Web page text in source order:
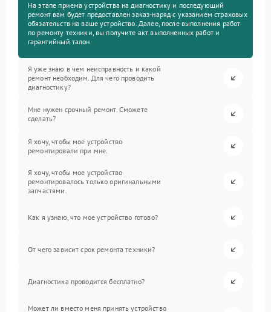
На этапе приема устройства на диагностику и последующий
ремонт вам будет предоставлен заказ-наряд с указанием страховых
обязательств на ваше устройство. Далее, после выполнения работ
по ремонту техники, вы получите акт выполненных работ и
гарантийный талон.
Я уже знаю в чем неисправность и какой
ремонт необходим. Для чего проводить
диагностику?
Мне нужен срочный ремонт. Сможете
сделать?
Я хочу, чтобы мое устройство
ремонтировали при мне.
Я хочу, чтобы мое устройство
ремонтировалось только оригинальными
запчастями.
Как я узнаю, что мое устройство готово?
От чего зависит срок ремонта техники?
Диагностика проводится бесплатно?
Может ли вместо меня принять устройство